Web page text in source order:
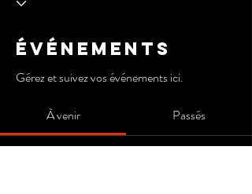
Événements
Gérez et suivez vos événements ici.
À venir Passés